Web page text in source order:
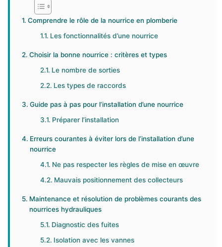
Comprendre le rôle de la nourrice en plomberie
Les fonctionnalités d’une nourrice
Choisir la bonne nourrice : critères et types
Le nombre de sorties
Les types de raccords
Guide pas à pas pour l’installation d’une nourrice
Préparer l’installation
Erreurs courantes à éviter lors de l’installation d’une
nourrice
Ne pas respecter les règles de mise en œuvre
Mauvais positionnement des collecteurs
Maintenance et résolution de problèmes courants des
nourrices hydrauliques
Diagnostic des fuites
Isolation avec les vannes